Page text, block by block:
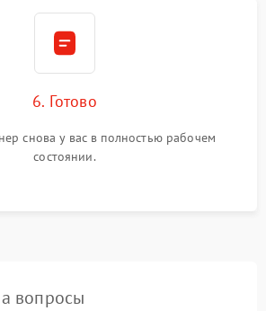
6. Готово
снова у вас в полностью рабочем
состоянии.
вопросы